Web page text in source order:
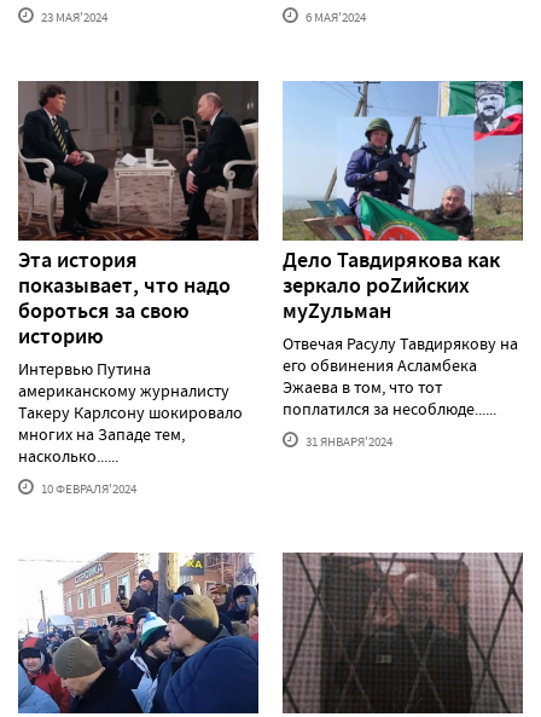
23 МАЯ'2024 6 МАЯ'2024
Эта история
показывает, что надо
бороться за свою
историю
Интервью Путина
американскому журналисту
Такеру Карлсону шокировало
многих на Западе тем,
насколько......
10 ФЕВРАЛЯ'2024
Дело Тавдирякова как
зеркало роZийских
муZульман
Отвечая Расулу Тавдирякову на
его обвинения Асламбека
Эжаева в том, что тот
поплатился за несоблюде......
31 ЯНВАРЯ'2024